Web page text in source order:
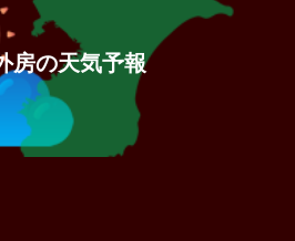
房の天気予報